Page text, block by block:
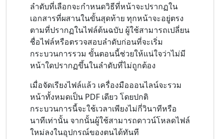
ลำดับที่เลือกจะกำหนดวิธีที่หน้าจะปรากฏใน
เอกสารที่ผสานในขั้นสุดท้าย ทุกหน้าจะอยู่ตรง
ตามที่ปรากฏในไฟล์ต้นฉบับ ผู้ใช้สามารถเปลี่ยน
ชื่อไฟล์หรือตรวจสอบลำดับก่อนที่จะเริ่ม
กระบวนการรวม ขั้นตอนนี้ช่วยให้แน่ใจว่าไม่มี
หน้าใดปรากฏขึ้นในลำดับที่ไม่ถูกต้อง
เมื่อจัดเรียงไฟล์แล้ว เครื่องมือออนไลน์จะรวม
หน้าทั้งหมดเป็น PDF เดียว โดยปกติ
กระบวนการนี้จะใช้เวลาเพียงไม่กี่วินาทีหรือ
นาทีเท่านั้น จากนั้นผู้ใช้สามารถดาวน์โหลดไฟล์
ใหม่ลงในอุปกรณ์ของตนได้ทันที